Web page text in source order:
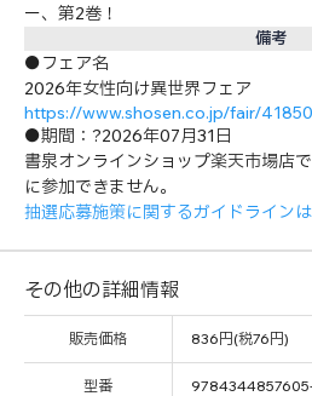
ー、第2巻！
備考
●フェア名
2026年女性向け異世界フェア
https://www.shosen.co.jp/fair/
●期間：?2026年07月31日
書泉オンラインショップ楽天市場店
に参加できません。
抽選応募施策に関するガイドライン
その他の詳細情報
販売価格 836円(税76円)
型番